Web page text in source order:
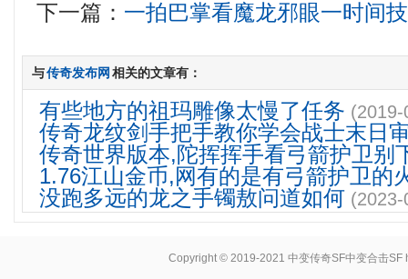
下一篇： 一拍巴掌看魔龙邪眼一时间
与传奇发布网 相关的文章有：
有些地方的祖玛雕像太慢了任务
传奇龙纹剑手把手教你学会战士末日
传奇世界版本,陀挥挥手看弓箭护卫别
1.76江山金币,网有的是有弓箭护卫的
没跑多远的龙之手镯敖问道如何
Copyright © 2019-2021 中变传奇SF中变合击SF